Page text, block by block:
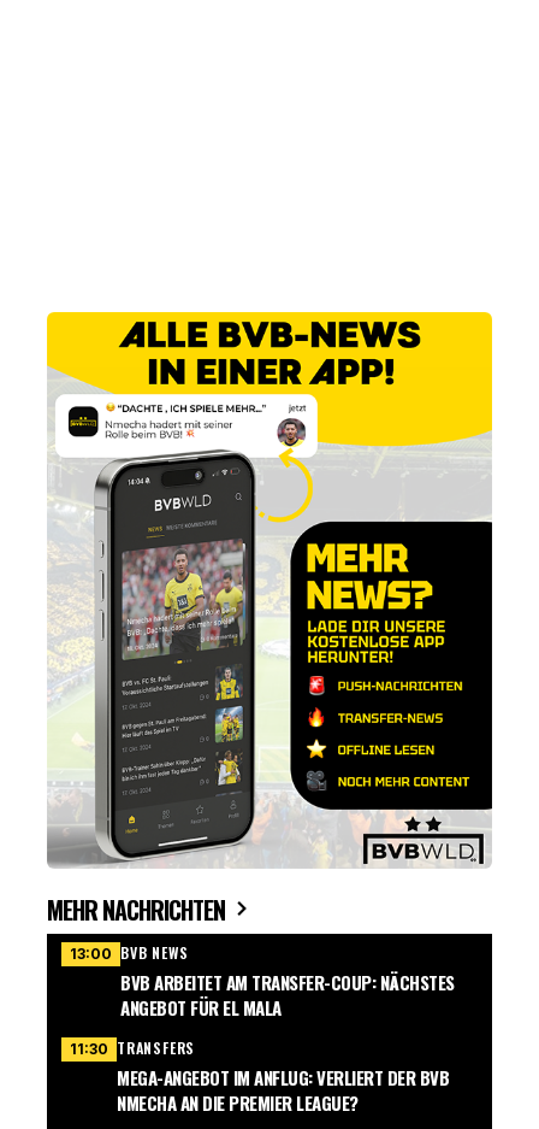
MEHR NACHRICHTEN
13:00 BVB NEWS
BVB ARBEITET AM TRANSFER-COUP: NÄCHSTES
ANGEBOT FÜR EL MALA
11:30 TRANSFERS
MEGA-ANGEBOT IM ANFLUG: VERLIERT DER BVB
NMECHA AN DIE PREMIER LEAGUE?